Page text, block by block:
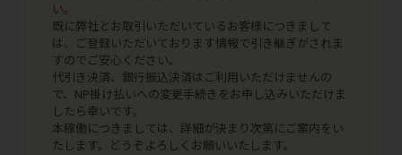
い。
既に弊社とお取引いただいているお客様につきまして
は、ご登録いただいております情報で引き継ぎがされま
すのでご安心ください。
代引き決済、銀行振込決済はご利用いただけませんの
で、NP掛け払いへの変更手続きをお申し込みいただけま
したら幸いです。
本稼働につきましては、詳細が決まり次第にご案内をい
たします。どうぞよろしくお願いいたします。